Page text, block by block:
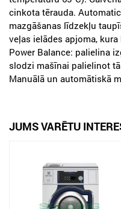
cinkota tērauda.
mazgāšanas līdzekļu
veļas ielādes apjoma,
Power Balance: palielina
slodzi mašīnai palielinot
Manuālā un automātiskā
JUMS VARĒTU